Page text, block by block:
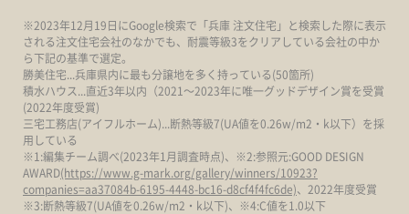
※2023年12月19日にGoogle検索で「兵庫 注文住宅」と検索した際に表示
される注文住宅会社のなかでも、耐震等級3をクリアしている会社の中か
ら下記の基準で選定。
勝美住宅...兵庫県内に最も分譲地を多く持っている(50箇所)
積水ハウス...直近3年以内（2021～2023年に唯一グッドデザイン賞を受賞
(2022年度受賞)
三宅工務店(アイフルホーム)...断熱等級7(UA値を0.26w/m2・k以下）を採
用している
※1:編集チーム調べ(2023年1月調査時点)、※2:参照元:GOOD DESIGN
AWARD(https://www.g-mark.org/gallery/winners/10923?
companies=aa37084b-6195-4448-bc16-d8cf4f4fc6de)、2022年度受賞
※3:断熱等級7(UA値を0.26w/m2・k以下)、※4:C値を1.0以下